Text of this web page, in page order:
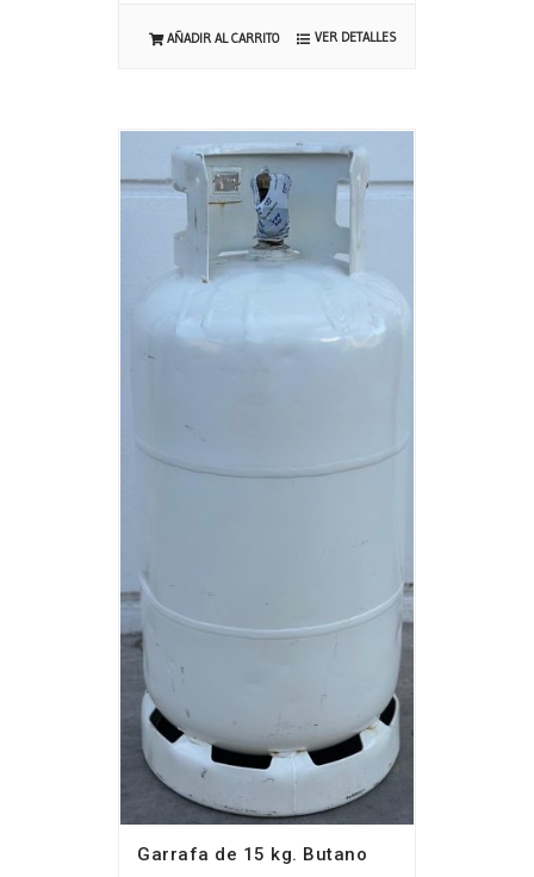
AÑADIR AL CARRITO VER DETALLES
Garrafa de 15 kg. Butano